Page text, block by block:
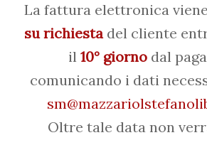
La fattura elettronica
su richiestadel cliente
il 10° giornodal
comunicando i dati
Oltre tale data non